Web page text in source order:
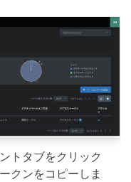
トタブをクリック
クンをコピーしま